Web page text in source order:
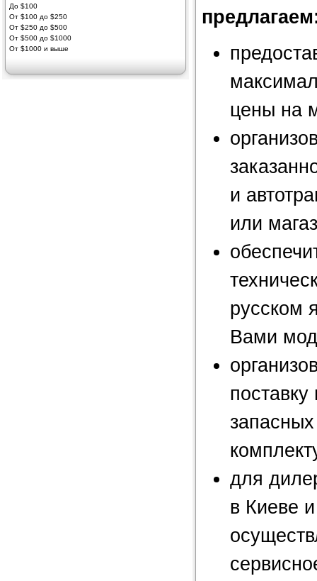
До $100
От $100 до $250
От $250 до $500
От $500 до $1000
От $1000 и выше
цены на
и
или
русском
Вами
для
в Киеве